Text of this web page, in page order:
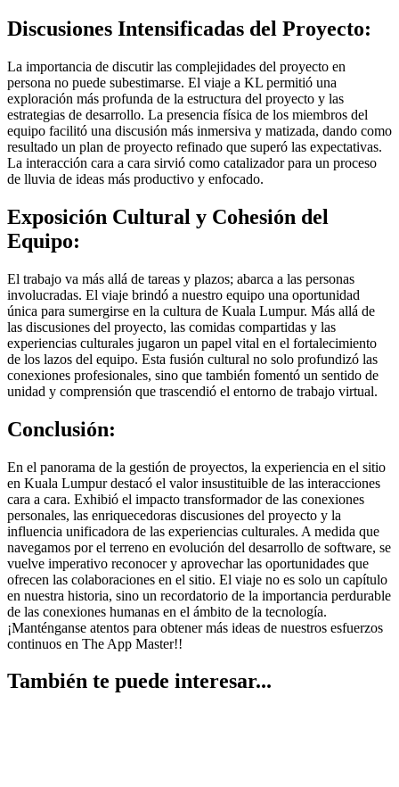
Discusiones Intensificadas del Proyecto:
La importancia de discutir las complejidades del proyecto en
persona no puede subestimarse. El viaje a KL permitió una
exploración más profunda de la estructura del proyecto y las
estrategias de desarrollo. La presencia física de los miembros del
equipo facilitó una discusión más inmersiva y matizada, dando como
resultado un plan de proyecto refinado que superó las expectativas.
La interacción cara a cara sirvió como catalizador para un proceso
de lluvia de ideas más productivo y enfocado.
Exposición Cultural y Cohesión del
Equipo:
El trabajo va más allá de tareas y plazos; abarca a las personas
involucradas. El viaje brindó a nuestro equipo una oportunidad
única para sumergirse en la cultura de Kuala Lumpur. Más allá de
las discusiones del proyecto, las comidas compartidas y las
experiencias culturales jugaron un papel vital en el fortalecimiento
de los lazos del equipo. Esta fusión cultural no solo profundizó las
conexiones profesionales, sino que también fomentó un sentido de
unidad y comprensión que trascendió el entorno de trabajo virtual.
Conclusión:
En el panorama de la gestión de proyectos, la experiencia en el sitio
en Kuala Lumpur destacó el valor insustituible de las interacciones
cara a cara. Exhibió el impacto transformador de las conexiones
personales, las enriquecedoras discusiones del proyecto y la
influencia unificadora de las experiencias culturales. A medida que
navegamos por el terreno en evolución del desarrollo de software, se
vuelve imperativo reconocer y aprovechar las oportunidades que
ofrecen las colaboraciones en el sitio. El viaje no es solo un capítulo
en nuestra historia, sino un recordatorio de la importancia perdurable
de las conexiones humanas en el ámbito de la tecnología.
¡Manténganse atentos para obtener más ideas de nuestros esfuerzos
continuos en The App Master!!
También te puede interesar...